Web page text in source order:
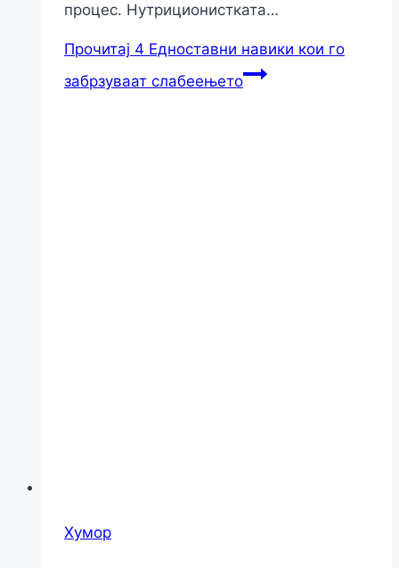
процес. Нутриционистката…
Прочитај 4 Едноставни навики кои го
забрзуваат слабеењето
Хумор